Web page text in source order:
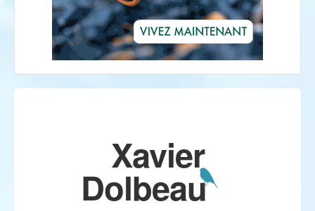
Xavier
Dolbeau